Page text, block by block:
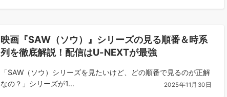
映画『SAW（ソウ）』シリーズの見る順番＆時系
列を徹底解説！配信はU-NEXTが最強
「SAW（ソウ）シリーズを見たいけど、どの順番で見るのが正解
なの？」シリーズが1...
2025年11月30日